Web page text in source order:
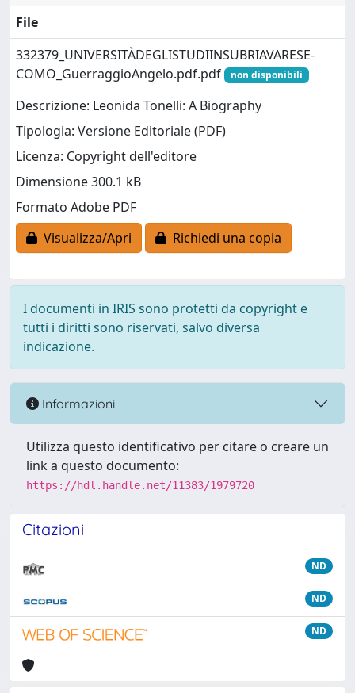
File
332379_UNIVERSITÀDEGLISTUDIINSUBRIAVARESE-
COMO_GuerraggioAngelo.pdf.pdf
non disponibili
Descrizione: Leonida Tonelli: A Biography
Tipologia: Versione Editoriale (PDF)
Licenza: Copyright dell'editore
Dimensione 300.1 kB
Formato Adobe PDF
Visualizza/Apri
Richiedi una copia
I documenti in IRIS sono protetti da copyright e
tutti i diritti sono riservati, salvo diversa
indicazione.
Informazioni
Utilizza questo identificativo per citare o creare un
link a questo documento:
https://hdl.handle.net/11383/1979720
Citazioni
ND
ND
ND